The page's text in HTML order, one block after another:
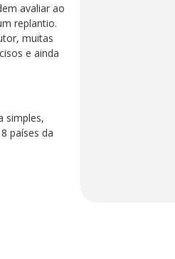
avaliar ao
replantio.
muitas
e ainda
simples,
países da